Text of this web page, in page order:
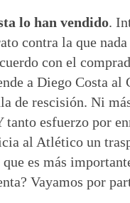
lo han vendido.
contra la que
con el
a Diego Costa al
de rescisión. Ni
esfuerzo por
al Atlético un
es más
Vayamos por